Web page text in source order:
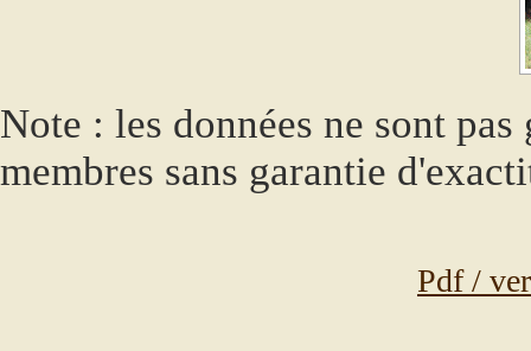
Note : les données ne sont
membres sans garantie
Pdf /